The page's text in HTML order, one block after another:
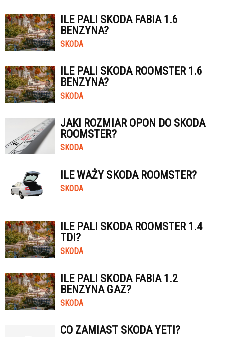
ILE PALI SKODA FABIA 1.6
BENZYNA?
SKODA
ILE PALI SKODA ROOMSTER 1.6
BENZYNA?
SKODA
JAKI ROZMIAR OPON DO SKODA
ROOMSTER?
SKODA
ILE WAŻY SKODA ROOMSTER?
SKODA
ILE PALI SKODA ROOMSTER 1.4
TDI?
SKODA
ILE PALI SKODA FABIA 1.2
BENZYNA GAZ?
SKODA
CO ZAMIAST SKODA YETI?